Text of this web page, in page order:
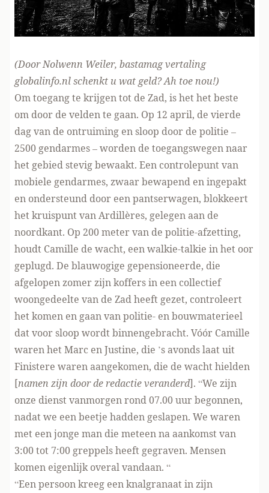
(Door Nolwenn Weiler, bastamagvertaling
globalinfo.nl schenkt u wat geld? Ah toe nou!)
Om toegang te krijgen tot de Zad, is het het beste
om door de velden te gaan. Op 12 april, de vierde
dag van de ontruiming en sloop door de politie –
2500 gendarmes – worden de toegangswegen naar
het gebied stevig bewaakt. Een controlepunt van
mobiele gendarmes, zwaar bewapend en ingepakt
en ondersteund door een pantserwagen, blokkeert
het kruispunt van Ardillères, gelegen aan de
noordkant. Op 200 meter van de politie-afzetting,
houdt Camille de wacht, een walkie-talkie in het oor
geplugd. De blauwogige gepensioneerde, die
afgelopen zomer zijn koffers in een collectief
woongedeelte van de Zad heeft gezet, controleert
het komen en gaan van politie- en bouwmaterieel
dat voor sloop wordt binnengebracht. Vóór Camille
waren het Marc en Justine, die ’s avonds laat uit
Finistere waren aangekomen, die de wacht hielden
[namen zijn door de redactie veranderd]. “We zijn
onze dienst vanmorgen rond 07.00 uur begonnen,
nadat we een beetje hadden geslapen. We waren
met een jonge man die meteen na aankomst van
3:00 tot 7:00 greppels heeft gegraven. Mensen
komen eigenlijk overal vandaan. “
“Een persoon kreeg een knalgranaat in zijn